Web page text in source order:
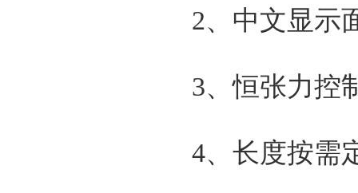
2、中文显示
3、恒张力控
4、长度按需